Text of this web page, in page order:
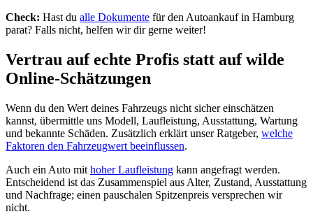
Check: Hast du alle Dokumente für den Autoankauf in Hamburg
parat? Falls nicht, helfen wir dir gerne weiter!
Vertrau auf echte Profis statt auf wilde
Online-Schätzungen
Wenn du den Wert deines Fahrzeugs nicht sicher einschätzen
kannst, übermittle uns Modell, Laufleistung, Ausstattung, Wartung
und bekannte Schäden. Zusätzlich erklärt unser Ratgeber, welche
Faktoren den Fahrzeugwert beeinflussen.
Auch ein Auto mit hoher Laufleistung kann angefragt werden.
Entscheidend ist das Zusammenspiel aus Alter, Zustand, Ausstattung
und Nachfrage; einen pauschalen Spitzenpreis versprechen wir
nicht.